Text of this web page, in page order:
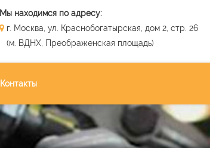
Мы находимся по адресу:
г. Москва, ул. Краснобогатырская, дом 2, стр. 26
(м. ВДНХ, Преображенская площадь)
Контакты